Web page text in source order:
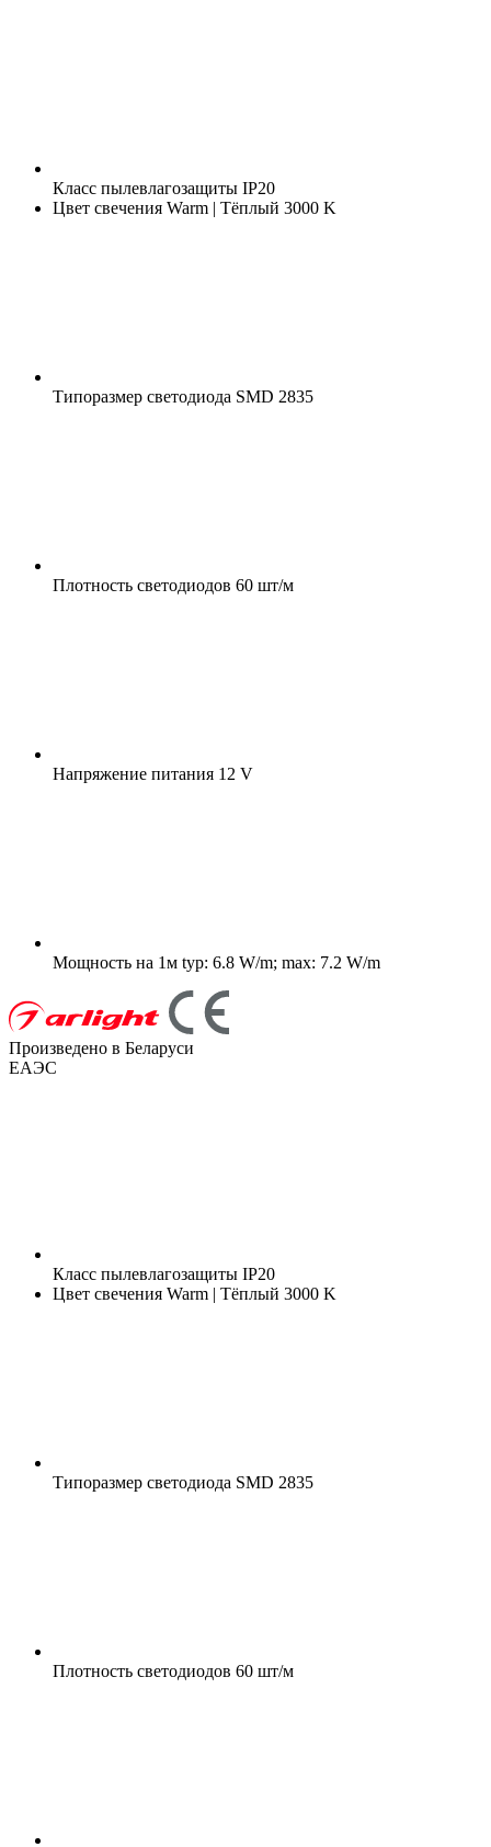
Класс пылевлагозащиты IP20
Цвет свечения Warm | Тёплый 3000 K
Типоразмер светодиода SMD 2835
Плотность светодиодов 60 шт/м
Напряжение питания 12 V
Мощность на 1м typ: 6.8 W/m; max: 7.2 W/m
Произведено в Беларуси
ЕАЭС
Класс пылевлагозащиты IP20
Цвет свечения Warm | Тёплый 3000 K
Типоразмер светодиода SMD 2835
Плотность светодиодов 60 шт/м